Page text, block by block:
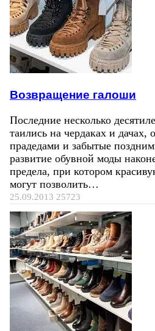
Возвращение галоши
Последние несколько
таились на чердаках и дачах,
прадедами и забытые
развитие обувной моды
предела, при котором
могут позволить…
25.09.2013 25723